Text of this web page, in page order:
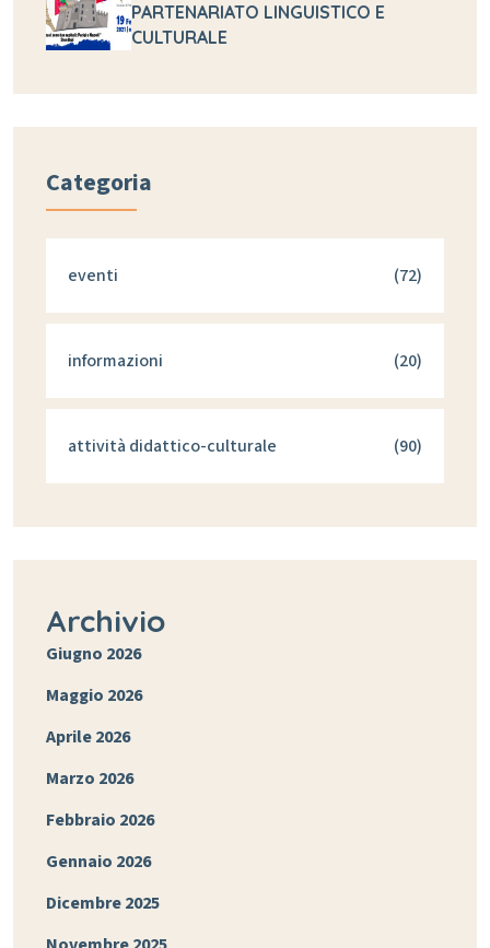
PARTENARIATO LINGUISTICO E
CULTURALE
Categoria
eventi (72)
informazioni (20)
attività didattico-culturale (90)
Archivio
Giugno 2026
Maggio 2026
Aprile 2026
Marzo 2026
Febbraio 2026
Gennaio 2026
Dicembre 2025